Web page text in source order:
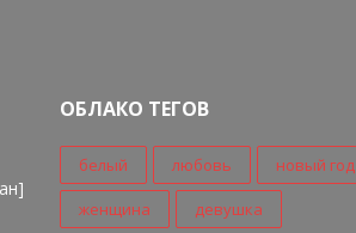
]
ОБЛАКО ТЕГОВ
белый любовь новый год
женщина девушка